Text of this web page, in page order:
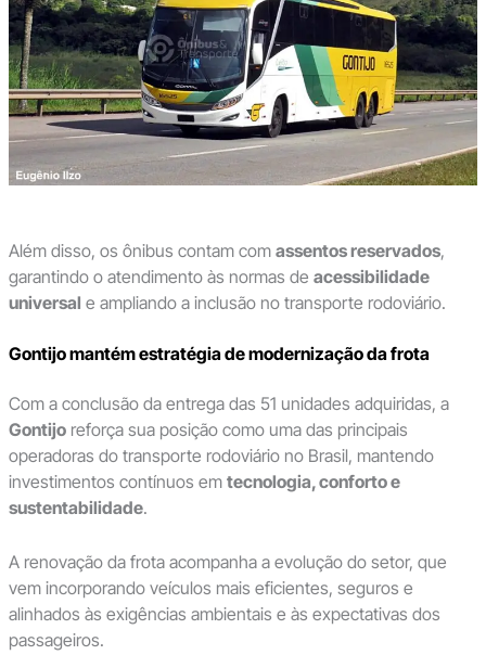
Além disso, os ônibus contam com assentos reservados,
garantindo o atendimento às normas de acessibilidade
universal e ampliando a inclusão no transporte rodoviário.
Gontijo mantém estratégia de modernização da frota
Com a conclusão da entrega das 51 unidades adquiridas, a
Gontijoreforça sua posição como uma das principais
operadoras do transporte rodoviário no Brasil, mantendo
investimentos contínuos em tecnologia, conforto e
sustentabilidade.
A renovação da frota acompanha a evolução do setor, que
vem incorporando veículos mais eficientes, seguros e
alinhados às exigências ambientais e às expectativas dos
passageiros.